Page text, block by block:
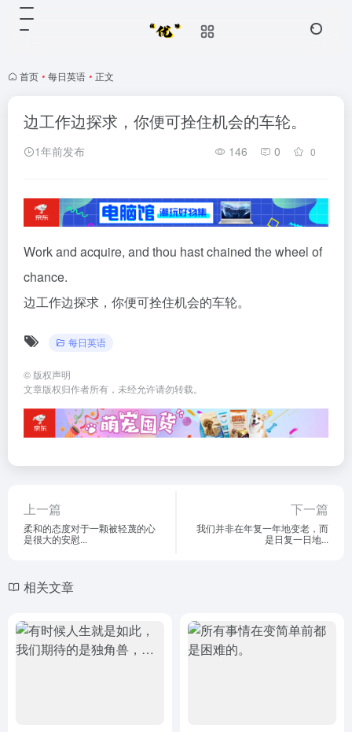
首页 • 每日英语 • 正文
边工作边探求，你便可拴住机会的车轮。
1年前发布 146 0 0
Work and acquire, and thou hast chained the wheel of
chance.
边工作边探求，你便可拴住机会的车轮。
每日英语
© 版权声明
文章版权归作者所有，未经允许请勿转载。
上一篇
柔和的态度对于一颗被轻蔑的心
是很大的安慰...
下一篇
我们并非在年复一年地变老，而
是日复一日地...
相关文章